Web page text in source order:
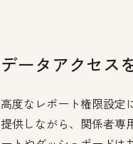
データアクセス
高度なレポート権限設定
提供しながら、関係者専